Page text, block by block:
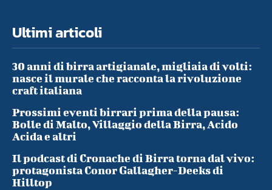
Ultimi articoli
30 anni di birra artigianale, migliaia di volti:
nasce il murale che racconta la rivoluzione
craft italiana
Prossimi eventi birrari prima della pausa:
Bolle di Malto, Villaggio della Birra, Acido
Acida e altri
Il podcast di Cronache di Birra torna dal vivo:
protagonista Conor Gallagher-Deeks di
Hilltop